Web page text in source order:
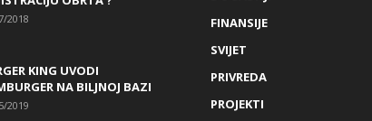
2018
KING UVODI
NA BILJNOJ BAZI
2019
FINANSIJE
SVIJET
PRIVREDA
PROJEKTI